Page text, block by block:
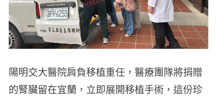
陽明交大醫院肩負移植重任，醫療團隊將捐贈
的腎臟留在宜蘭，立即展開移植手術，這份珍